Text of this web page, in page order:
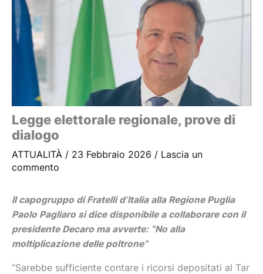
Legge elettorale regionale, prove di
dialogo
ATTUALITÀ / 23 Febbraio 2026 / Lascia un
commento
Il capogruppo di Fratelli d’Italia alla Regione Puglia
Paolo Pagliaro si dice disponibile a collaborare con il
presidente Decaro ma avverte: “No alla
moltiplicazione delle poltrone”
“Sarebbe sufficiente contare i ricorsi depositati al Tar